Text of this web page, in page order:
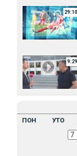
29:10
9:29
ПОН УТО